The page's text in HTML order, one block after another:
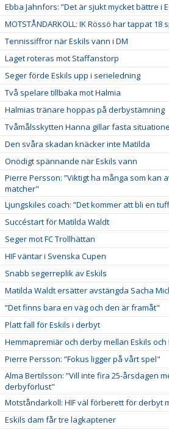
Ebba Jahnfors: ”Det är sjukt mycket bättre i
MOTSTÅNDARKOLL: IK Rössö har tappat 18
Tennissiffror när Eskils vann i DM
Laget roteras mot Staffanstorp
Seger förde Eskils upp i serieledning
Två spelare tillbaka mot Halmia
Halmias tränare hoppas på derbystämning
Tvåmålsskytten Hanna gillar fasta
Den svåra skadan knäcker inte Matilda
Onödigt spännande när Eskils vann
Pierre Persson: ”Viktigt ha många som kan
matcher"
Ljungskiles coach: ”Det kommer att bli en
Succéstart för Matilda Waldt
Seger mot FC Trollhättan
HIF väntar i Svenska Cupen
Snabb segerreplik av Eskils
Matilda Waldt ersätter avstängda Sacha
”Det finns bara en väg och den är framåt"
Platt fall för Eskils i derbyt
Hemmapremiär och derby mellan Eskils och
Pierre Persson: ”Fokus ligger på vårt spel"
Alma Bertilsson: ”Vill inte fira 25-årsdagen
derbyförlust"
Motståndarkoll: HIF väl förberett för derbyt
Eskils dam får tre lagkaptener